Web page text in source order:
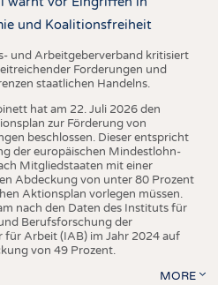
und Koalitionsfreiheit
und Arbeitgeberverband kritisiert
Forderungen und
staatlichen Handelns.
hat am 22. Juli 2026 den
zur Förderung von
beschlossen. Dieser entspricht
der europäischen Mindestlohn-
Mitgliedstaaten mit einer
Abdeckung von unter 80 Prozent
Aktionsplan vorlegen müssen.
nach den Daten des Instituts für
Berufsforschung der
für Arbeit (IAB) im Jahr 2024 auf
von 49 Prozent.
MORE